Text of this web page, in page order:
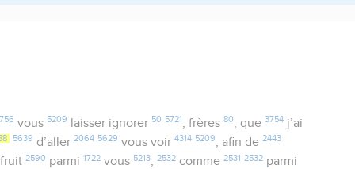
vous 5209 laisser ignorer 50 5721 , frères 80 , que 3754j’ai
5639 d’aller2064 5629 vous voir4314 5209, afin de2443
fruit2590 parmi 1722 vous 5213,2532 comme2531 2532 parmi